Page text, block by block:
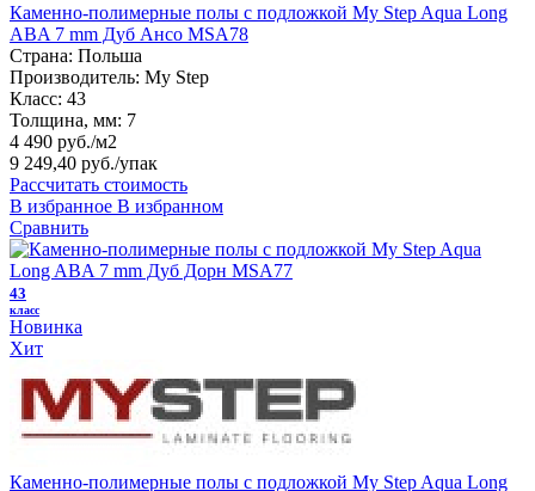
Каменно-полимерные полы с подложкой My Step Aqua Long
ABA 7 mm Дуб Ансо MSA78
Страна: Польша
Производитель: My Step
Класс: 43
Толщина, мм: 7
4 490 руб./м2
9 249,40 руб./упак
Рассчитать стоимость
В избранное В избранном
Сравнить
43
класс
Новинка
Хит
Каменно-полимерные полы с подложкой My Step Aqua Long